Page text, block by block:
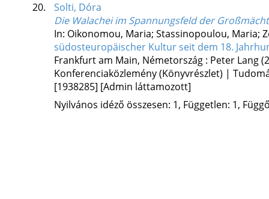
20.
Solti, Dóra
Die Walachei im Spannungsfeld der
In: Oikonomou, Maria; Stassinopoulou, Maria;
südosteuropäischer Kultur seit dem 18.
Frankfurt am Main, Németország : Peter Lang
Konferenciaközlemény (Könyvrészlet) |
[1938285] [Admin láttamozott]
Nyilvános idéző összesen: 1, Független: 1,